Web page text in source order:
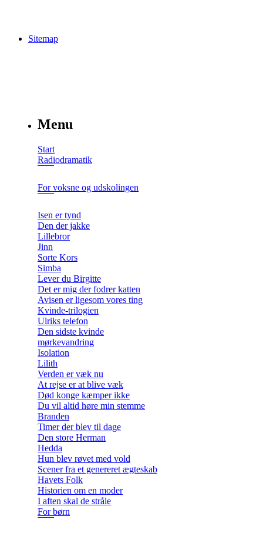
Sitemap
Menu
Start
Radiodramatik
For voksne og udskolingen
Isen er tynd
Den der jakke
Lillebror
Jinn
Sorte Kors
Simba
Lever du Birgitte
Det er mig der fodrer katten
Avisen er ligesom vores ting
Kvinde-trilogien
Ulriks telefon
Den sidste kvinde
mørkevandring
Isolation
Lilith
Verden er væk nu
At rejse er at blive væk
Død konge kæmper ikke
Du vil altid høre min stemme
Branden
Timer der blev til dage
Den store Herman
Hedda
Hun blev røvet med vold
Scener fra et genereret ægteskab
Havets Folk
Historien om en moder
I aften skal de stråle
For børn